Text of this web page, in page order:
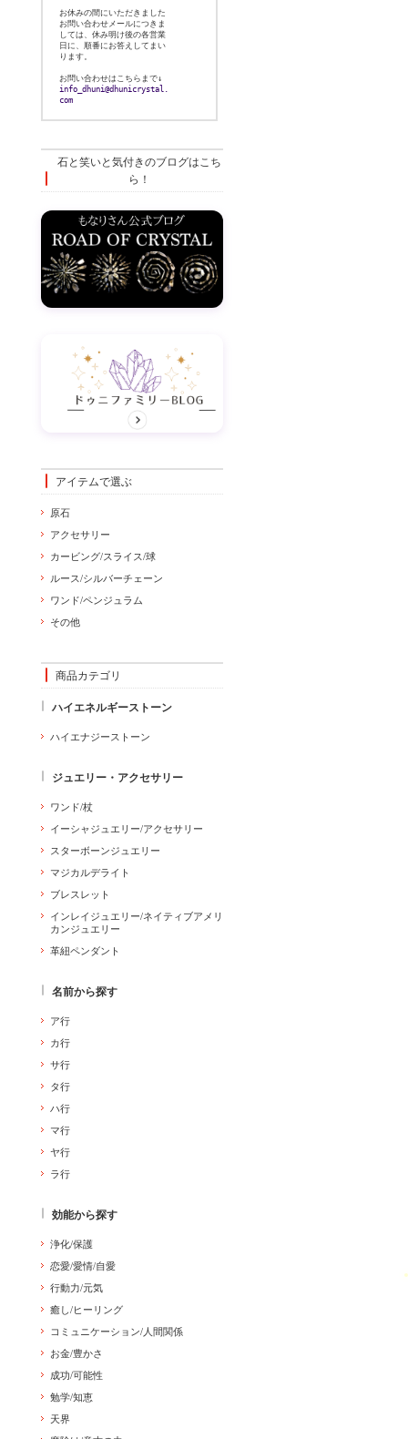
お休みの間にいただきました
お問い合わせメールにつきま
しては、休み明け後の各営業
日に、順番にお答えしてまい
ります。
お問い合わせはこちらまで↓
info_dhuni@dhunicrystal.
com
石と笑いと気付きのブログはこち
ら！
アイテムで選ぶ
原石
アクセサリー
カービング/スライス/球
ルース/シルバーチェーン
ワンド/ペンジュラム
その他
商品カテゴリ
ハイエネルギーストーン
ハイエナジーストーン
ジュエリー・アクセサリー
ワンド/杖
イーシャジュエリー/アクセサリー
スターボーンジュエリー
マジカルデライト
ブレスレット
インレイジュエリー/ネイティブアメリ
カンジュエリー
革紐ペンダント
名前から探す
ア行
カ行
サ行
タ行
ハ行
マ行
ヤ行
ラ行
効能から探す
浄化/保護
恋愛/愛情/自愛
行動力/元気
癒し/ヒーリング
コミュニケーション/人間関係
お金/豊かさ
成功/可能性
勉学/知恵
天界